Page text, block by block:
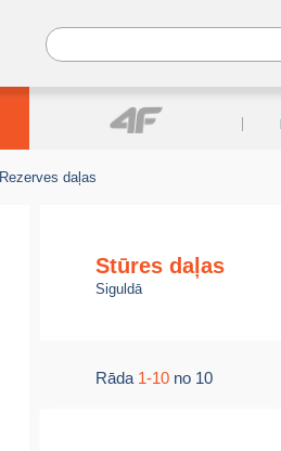
Rezerves daļas
Stūres daļas
Siguldā
Rāda 1-10 no 10